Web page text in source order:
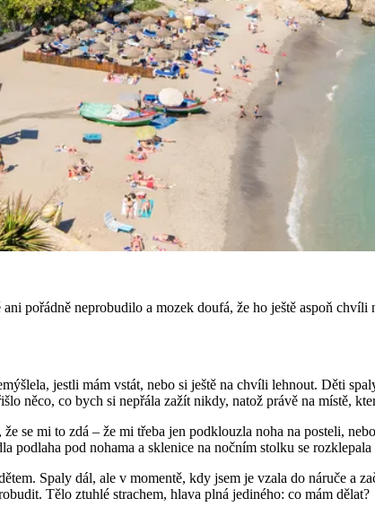
pořádně neprobudilo a mozek doufá, že ho ještě aspoň
jestli mám vstát, nebo si ještě na chvíli lehnout. Děti
něco, co bych si nepřála zažít nikdy, natož právě na místě,
se mi to zdá – že mi třeba jen podklouzla noha na posteli,
pod nohama a sklenice na nočním stolku se rozklepala
Spaly dál, ale v momentě, kdy jsem je vzala do náruče a
Tělo ztuhlé strachem, hlava plná jediného: co mám dělat?